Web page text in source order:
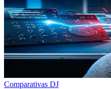
Comparativas DJ